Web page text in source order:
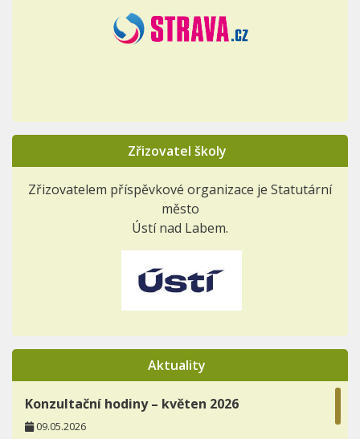
Zřizovatel školy
Zřizovatelem příspěvkové organizace je Statutární
město
Ústí nad Labem.
Aktuality
Konzultační hodiny – květen 2026
09.05.2026